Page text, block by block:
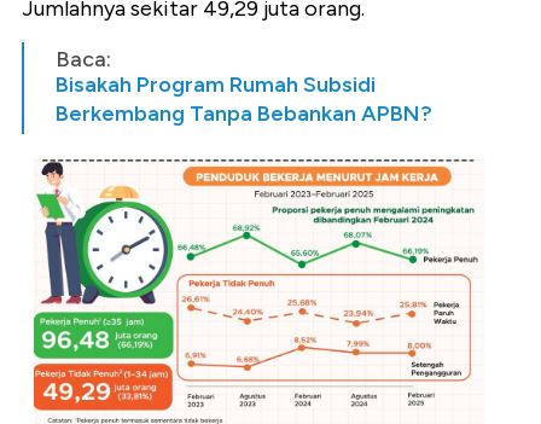
Jumlahnya sekitar 49,29 juta orang.
Baca:
Bisakah Program Rumah Subsidi
Berkembang Tanpa Bebankan APBN?